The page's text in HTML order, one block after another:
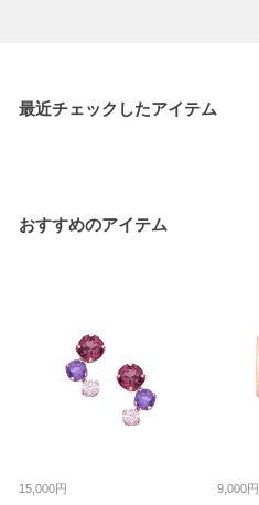
最近チェックしたアイテム
おすすめのアイテム
15,000円 9,000円